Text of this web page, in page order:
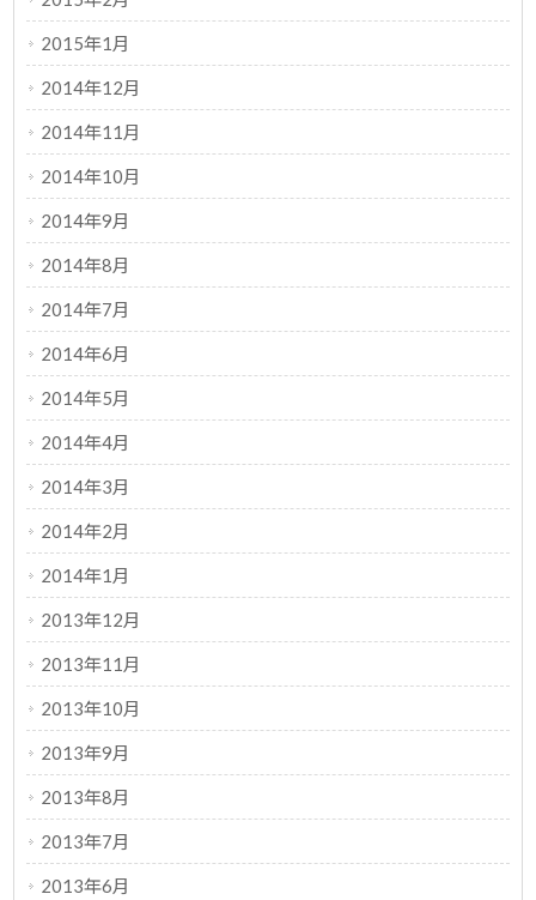
2015年1月
2014年12月
2014年11月
2014年10月
2014年9月
2014年8月
2014年7月
2014年6月
2014年5月
2014年4月
2014年3月
2014年2月
2014年1月
2013年12月
2013年11月
2013年10月
2013年9月
2013年8月
2013年7月
2013年6月